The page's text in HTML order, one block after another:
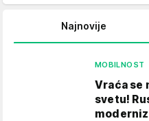
Najnovije
MOBILNOST
Vraća se
svetu!